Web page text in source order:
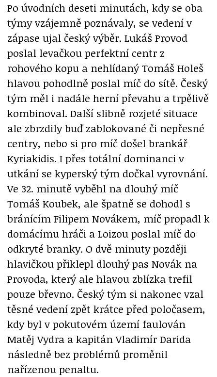
Po úvodních deseti minutách, kdy se oba
týmy vzájemně poznávaly, se vedení v
zápase ujal český výběr. Lukáš Provod
poslal levačkou perfektní centr z
rohového kopu a nehlídaný Tomáš Holeš
hlavou pohodlně poslal míč do sítě. Český
tým měl i nadále herní převahu a trpělivě
kombinoval. Další slibně rozjeté situace
ale zbrzdily buď zablokované či nepřesné
centry, nebo si pro míč došel brankář
Kyriakidis. I přes totální dominanci v
utkání se kyperský tým dočkal vyrovnání.
Ve 32. minutě vyběhl na dlouhý míč
Tomáš Koubek, ale špatně se dohodl s
bránícím Filipem Novákem, míč propadl k
domácímu hráči a Loizou poslal míč do
odkryté branky. O dvě minuty později
hlavičkou přiklepl dlouhý pas Novák na
Provoda, který ale hlavou zblízka trefil
pouze břevno. Český tým si nakonec vzal
těsné vedení zpět krátce před poločasem,
kdy byl v pokutovém území faulován
Matěj Vydra a kapitán Vladimír Darida
následně bez problémů proměnil
nařízenou penaltu.